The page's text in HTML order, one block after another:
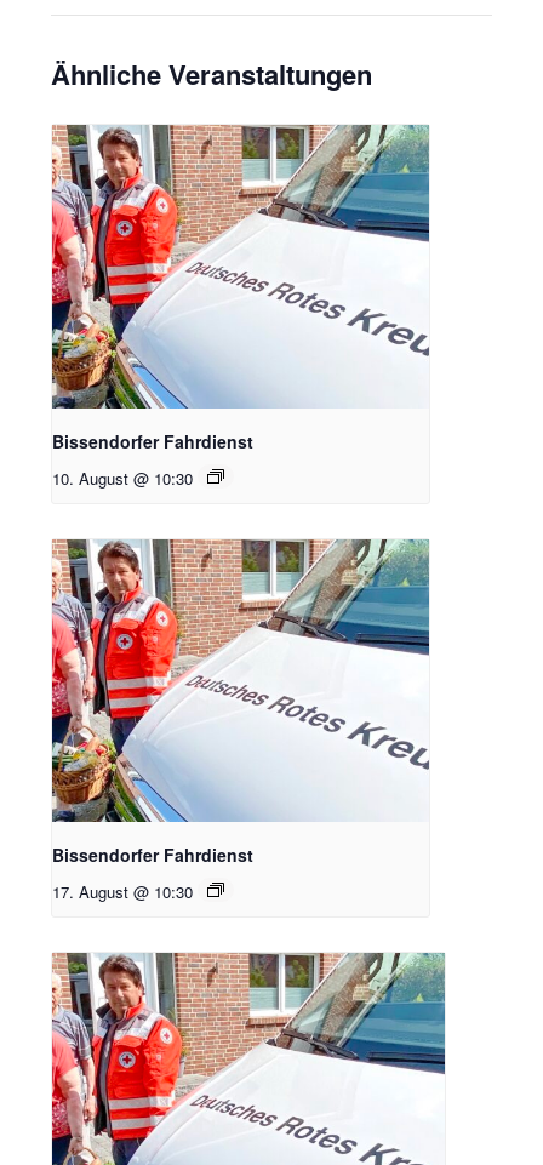
Ähnliche Veranstaltungen
Bissendorfer Fahrdienst
10. August @ 10:30
Bissendorfer Fahrdienst
17. August @ 10:30